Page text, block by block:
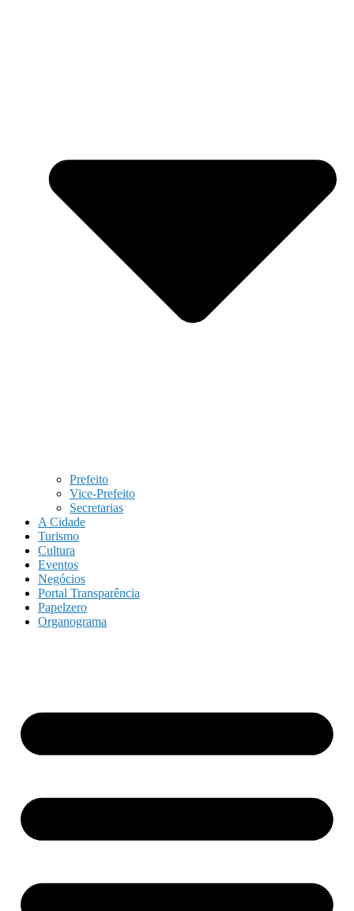
Prefeito
Vice-Prefeito
Secretarias
A Cidade
Turismo
Cultura
Eventos
Negócios
Portal Transparência
Papelzero
Organograma